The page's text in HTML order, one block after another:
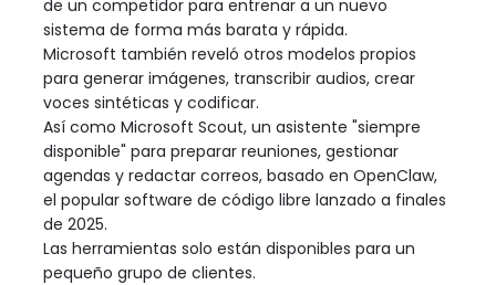
de un competidor para entrenar a un nuevo
sistema de forma más barata y rápida.
Microsoft también reveló otros modelos propios
para generar imágenes, transcribir audios, crear
voces sintéticas y codificar.
Así como Microsoft Scout, un asistente "siempre
disponible" para preparar reuniones, gestionar
agendas y redactar correos, basado en OpenClaw,
el popular software de código libre lanzado a finales
de 2025.
Las herramientas solo están disponibles para un
pequeño grupo de clientes.